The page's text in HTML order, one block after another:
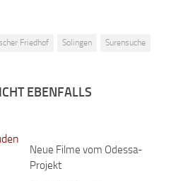
Friedhof Solingen Surensuche
EBENFALLS
Neue Filme vom Odessa-
Projekt